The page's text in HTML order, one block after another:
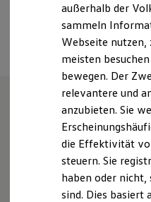
Economy
Räder &
Notdienst
Software,
California
VW Connect
VW
VW
VW Connect
Connect Pro
Fleet
Multistop
Übersicht
Hilfreiches für
Termin
Unsere
Überblick
Neuwagen
außerhalb der
sammeln
Webseite nutzen,
meisten
bewegen. Der
relevantere und
anzubieten. Sie
die Effektivität
steuern. Sie
haben oder
sind. Dies basiert